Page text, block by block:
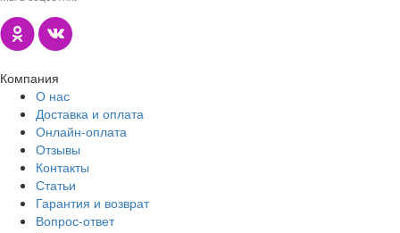
Компания
О нас
Доставка и оплата
Онлайн-оплата
Отзывы
Контакты
Статьи
Гарантия и возврат
Вопрос-ответ